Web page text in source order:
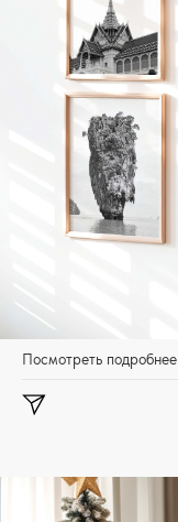
Посмотреть подробнее